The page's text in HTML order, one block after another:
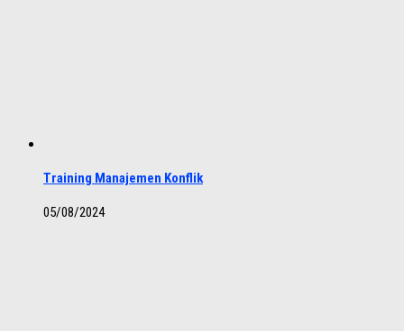
Training Manajemen Konflik
05/08/2024